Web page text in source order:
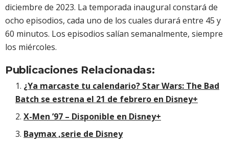
diciembre de 2023. La temporada inaugural constará de
ocho episodios, cada uno de los cuales durará entre 45 y
60 minutos. Los episodios salían semanalmente, siempre
los miércoles.
Publicaciones Relacionadas:
¿Ya marcaste tu calendario? Star Wars: The Bad
Batch se estrena el 21 de febrero en Disney+
X-Men ’97 – Disponible en Disney+
Baymax ,serie de Disney